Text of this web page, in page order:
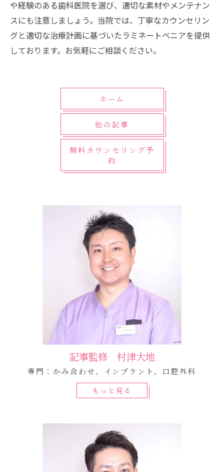
や経験のある歯科医院を選び、適切な素材やメンテナン
スにも注意しましょう。当院では、丁寧なカウンセリン
グと適切な治療計画に基づいたラミネートベニアを提供
しております。お気軽にご相談ください。
ホーム
他の記事
無料カウンセリング予
約
記事監修 村津大地
専門：かみ合わせ、インプラント、口腔外科
もっと見る